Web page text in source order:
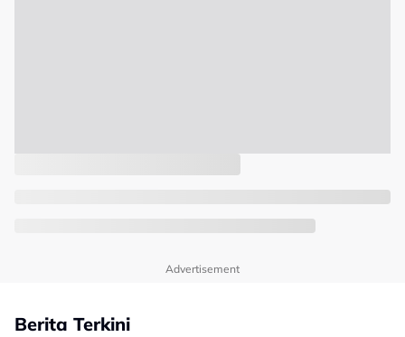
Advertisement
Berita Terkini